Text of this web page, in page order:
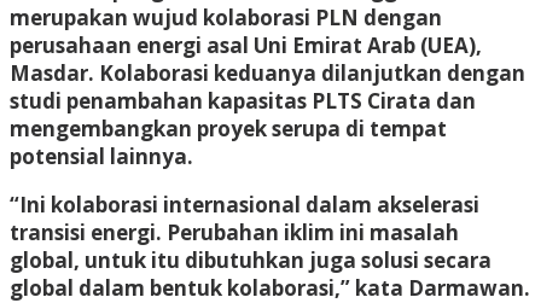
merupakan wujud kolaborasi PLN dengan
perusahaan energi asal Uni Emirat Arab (UEA),
Masdar. Kolaborasi keduanya dilanjutkan dengan
studi penambahan kapasitas PLTS Cirata dan
mengembangkan proyek serupa di tempat
potensial lainnya.
“Ini kolaborasi internasional dalam akselerasi
transisi energi. Perubahan iklim ini masalah
global, untuk itu dibutuhkan juga solusi secara
global dalam bentuk kolaborasi,” kata Darmawan.